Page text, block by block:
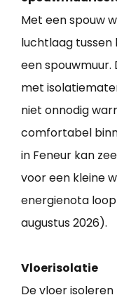
Met een spouw
luchtlaag
een spouwmuur.
met
niet onnodig
comfortabel
in Feneur kan
voor een kleine
energienota
augustus 2026).
Vloerisolatie
De vloer